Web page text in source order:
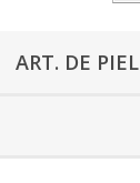
ART. DE PIEL